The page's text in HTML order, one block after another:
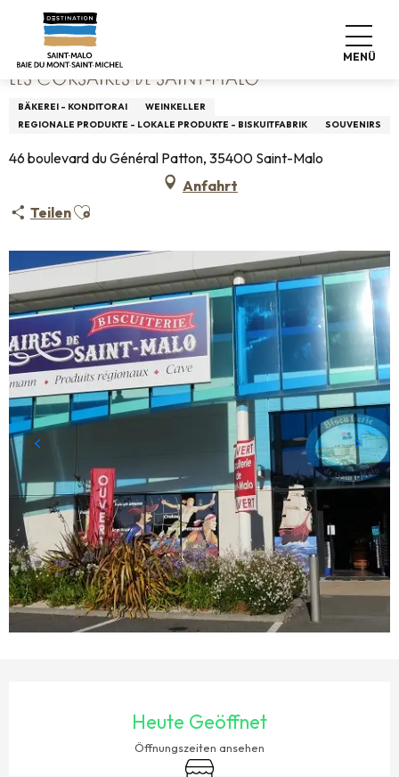
contenu
principal
MENÜ
Startseite
LES CORSAIRES DE SAINT-MALO
BÄKEREI - KONDITORAI
WEINKELLER
REGIONALE PRODUKTE - LOKALE PRODUKTE - BISKUITFABRIK
SOUVENIRS
46 boulevard du Général Patton, 35400 Saint-Malo
Anfahrt
TeilenAjouter aux favoris
Heute Geöffnet
Öffnungszeiten ansehen
Shop